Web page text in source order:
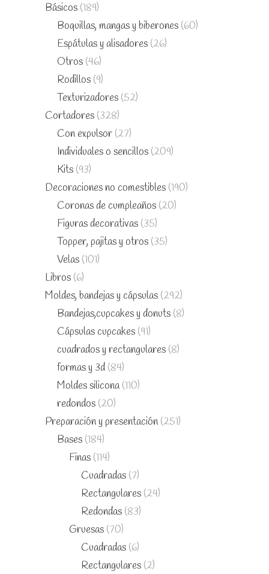
Básicos (189)
Boquillas, mangas y biberones (60)
Espátulas y alisadores (26)
Otros (46)
Rodillos (9)
Texturizadores (52)
Cortadores (328)
Con expulsor (27)
Individuales o sencillos (209)
Kits (93)
Decoraciones no comestibles (190)
Coronas de cumpleaños (20)
Figuras decorativas (35)
Topper, pajitas y otros (35)
Velas (101)
Libros (6)
Moldes, bandejas y cápsulas (292)
Bandejas,cupcakes y donuts (8)
Cápsulas cupcakes (91)
cuadrados y rectangulares (8)
formas y 3d (84)
Moldes silicona (110)
redondos (20)
Preparación y presentación (251)
Bases (184)
Finas (114)
Cuadradas (7)
Rectangulares (24)
Redondas (83)
Gruesas (70)
Cuadradas (6)
Rectangulares (2)